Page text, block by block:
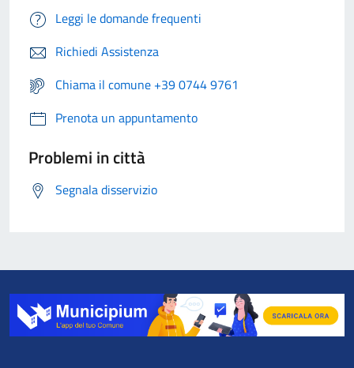
Leggi le domande frequenti
Richiedi Assistenza
Chiama il comune +39 0744 9761
Prenota un appuntamento
Problemi in città
Segnala disservizio